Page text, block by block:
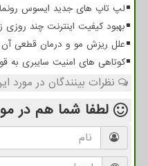
لپ تاپ های جدید ایسوس
بهبود کیفیت اینترنت چند روزی
علل ریزش مو و درمان قطعی آن
کوتاهی های امنیت سایبری به
نظرات بینندگان در مورد
لطفا شما هم در